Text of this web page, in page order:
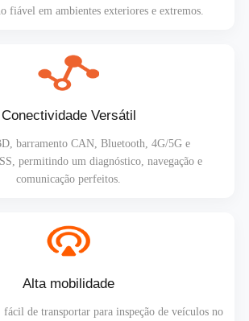
fiável em ambientes exteriores e extremos.
Conectividade Versátil
barramento CAN, Bluetooth, 4G/5G e
permitindo um diagnóstico, navegação e
comunicação perfeitos.
Alta mobilidade
de transportar para inspeção de veículos no